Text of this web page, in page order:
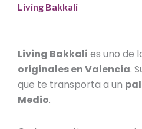
Living Bakkali
Living Bakkali es uno de
originales en Valencia.
que te transporta a un
Medio.